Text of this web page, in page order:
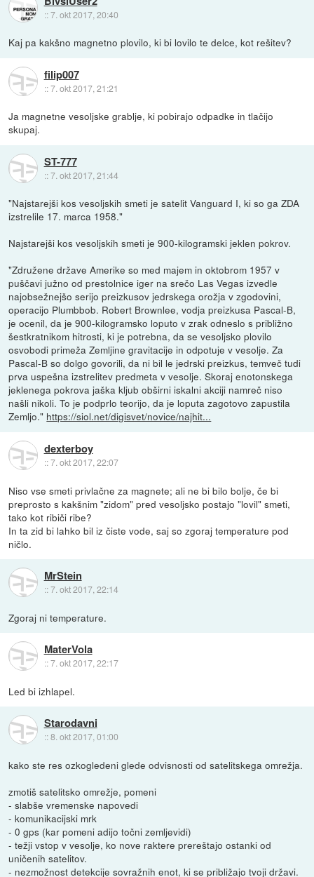
::7. okt 2017, 20:40
Kaj pa kakšno magnetno plovilo, ki bi lovilo te delce, kot rešitev?
filip007
::7. okt 2017, 21:21
Ja magnetne vesoljske grablje, ki pobirajo odpadke in tlačijo
skupaj.
ST-777
::7. okt 2017, 21:44
"Najstarejši kos vesoljskih smeti je satelit Vanguard I, ki so ga ZDA
izstrelile 17. marca 1958."
Najstarejši kos vesoljskih smeti je 900-kilogramski jeklen pokrov.
"Združene države Amerike so med majem in oktobrom 1957 v
puščavi južno od prestolnice iger na srečo Las Vegas izvedle
najobsežnejšo serijo preizkusov jedrskega orožja v zgodovini,
operacijo Plumbbob. Robert Brownlee, vodja preizkusa Pascal-B,
je ocenil, da je 900-kilogramsko loputo v zrak odneslo s približno
šestkratnikom hitrosti, ki je potrebna, da se vesoljsko plovilo
osvobodi primeža Zemljine gravitacije in odpotuje v vesolje. Za
Pascal-B so dolgo govorili, da ni bil le jedrski preizkus, temveč tudi
prva uspešna izstrelitev predmeta v vesolje. Skoraj enotonskega
jeklenega pokrova jaška kljub obširni iskalni akciji namreč niso
našli nikoli. To je podprlo teorijo, da je loputa zagotovo zapustila
Zemljo." https://siol.net/digisvet/novice/najhit...
dexterboy
::7. okt 2017, 22:07
Niso vse smeti privlačne za magnete; ali ne bi bilo bolje, če bi
preprosto s kakšnim "zidom" pred vesoljsko postajo "lovil" smeti,
tako kot ribiči ribe?
In ta zid bi lahko bil iz čiste vode, saj so zgoraj temperature pod
ničlo.
MrStein
::7. okt 2017, 22:14
Zgoraj ni temperature.
MaterVola
::7. okt 2017, 22:17
Led bi izhlapel.
Starodavni
::8. okt 2017, 01:00
kako ste res ozkogledeni glede odvisnosti od satelitskega omrežja.
zmotiš satelitsko omrežje, pomeni
- slabše vremenske napovedi
- komunikacijski mrk
- 0 gps (kar pomeni adijo točni zemljevidi)
- težji vstop v vesolje, ko nove raktere prereštajo ostanki od
uničenih satelitov.
- nezmožnost detekcije sovražnih enot, ki se približajo tvoji državi.